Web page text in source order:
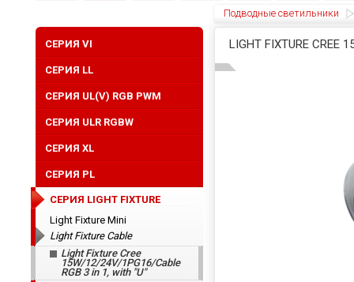
Подводные светильники
LIGHT FIXTURE CREE
CЕРИЯ VI
СЕРИЯ LL
СЕРИЯ UL(V) RGB PWM
СЕРИЯ ULR RGBW
CЕРИЯ XL
СЕРИЯ PL
СЕРИЯ LIGHT FIXTURE
Light Fixture Mini
Light Fixture Cable
Light Fixture Cree
15W/12/24V/1PG16/Cable
RGB 3 in 1, with "U"